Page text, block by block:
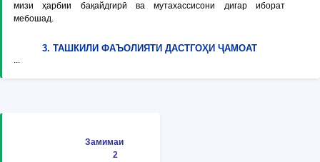
мизи ҳарбии бақайдгирӣ ва мутахассисони дигар иборат
мебошад.
3. ТАШКИЛИ ФАЪОЛИЯТИ ДАСТГОҲИ ҶАМОАТ
...
Замимаи
2